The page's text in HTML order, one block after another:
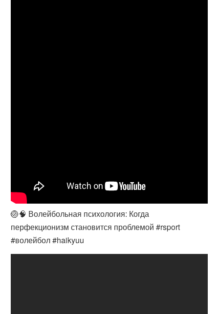
🏐🧠 Волейбольная психология: Когда
перфекционизм становится проблемой #rsport
#волейбол #haikyuu